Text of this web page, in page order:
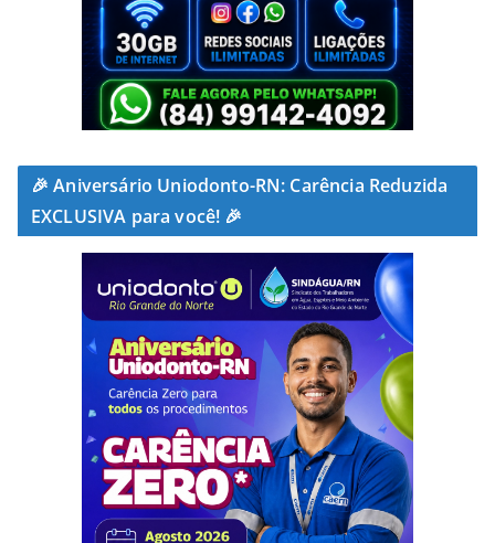
🎉 Aniversário Uniodonto-RN: Carência Reduzida
EXCLUSIVA para você! 🎉